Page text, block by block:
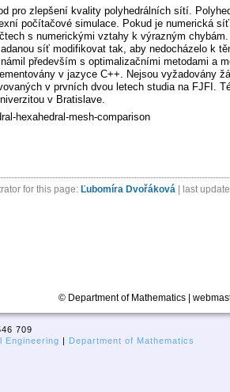
pro zlepšení kvality polyhedrálních sítí.
počítačové simulace. Pokud je numerická
s numerickými vztahy k výrazným
síť modifikovat tak, aby nedocházelo k
především s optimalizačními metodami a
v jazyce C++. Nejsou vyžadovány
v prvních dvou letech studia na FJFI.
v Bratislave.
hexahedral-mesh-comparison
for this page: Ľubomíra Dvořáková | last
© Department of Mathematics |
709
Engineering | Department of Mathematics